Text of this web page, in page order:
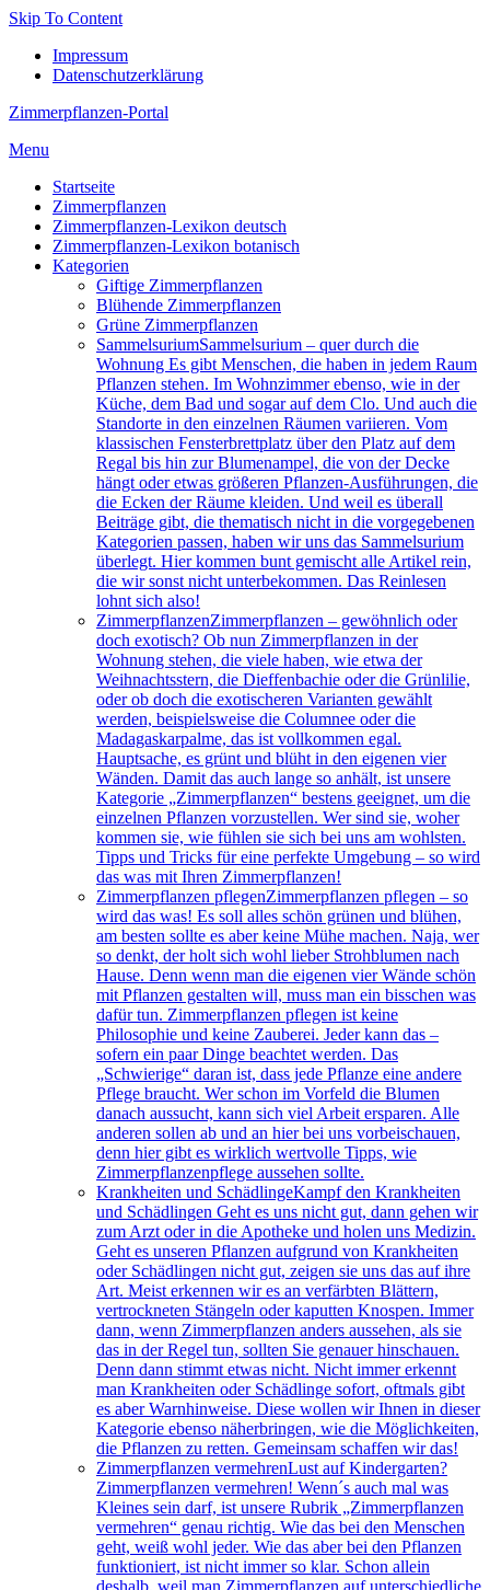
Skip To Content
Impressum
Datenschutzerklärung
Zimmerpflanzen-Portal
Menu
Startseite
Zimmerpflanzen
Zimmerpflanzen-Lexikon deutsch
Zimmerpflanzen-Lexikon botanisch
Kategorien
Giftige Zimmerpflanzen
Blühende Zimmerpflanzen
Grüne Zimmerpflanzen
Sam­mel­su­ri­umSammelsurium – quer durch die
Wohnung Es gibt Menschen, die haben in jedem Raum
Pflanzen stehen. Im Wohnzimmer ebenso, wie in der
Küche, dem Bad und sogar auf dem Clo. Und auch die
Standorte in den einzelnen Räumen variieren. Vom
klassischen Fensterbrettplatz über den Platz auf dem
Regal bis hin zur Blumenampel, die von der Decke
hängt oder etwas größeren Pflanzen-Ausführungen, die
die Ecken der Räume kleiden. Und weil es überall
Beiträge gibt, die thematisch nicht in die vorgegebenen
Kategorien passen, haben wir uns das Sammelsurium
überlegt. Hier kommen bunt gemischt alle Artikel rein,
die wir sonst nicht unterbekommen. Das Reinlesen
lohnt sich also!
ZimmerpflanzenZimmerpflanzen – gewöhnlich oder
doch exotisch? Ob nun Zimmerpflanzen in der
Wohnung stehen, die viele haben, wie etwa der
Weihnachtsstern, die Dieffenbachie oder die Grünlilie,
oder ob doch die exotischeren Varianten gewählt
werden, beispielsweise die Columnee oder die
Madagaskarpalme, das ist vollkommen egal.
Hauptsache, es grünt und blüht in den eigenen vier
Wänden. Damit das auch lange so anhält, ist unsere
Kategorie „Zimmerpflanzen“ bestens geeignet, um die
einzelnen Pflanzen vorzustellen. Wer sind sie, woher
kommen sie, wie fühlen sie sich bei uns am wohlsten.
Tipps und Tricks für eine perfekte Umgebung – so wird
das was mit Ihren Zimmerpflanzen!
Zimmerpflanzen pflegenZimmerpflanzen pflegen – so
wird das was! Es soll alles schön grünen und blühen,
am besten sollte es aber keine Mühe machen. Naja, wer
so denkt, der holt sich wohl lieber Strohblumen nach
Hause. Denn wenn man die eigenen vier Wände schön
mit Pflanzen gestalten will, muss man ein bisschen was
dafür tun. Zimmerpflanzen pflegen ist keine
Philosophie und keine Zauberei. Jeder kann das –
sofern ein paar Dinge beachtet werden. Das
„Schwierige“ daran ist, dass jede Pflanze eine andere
Pflege braucht. Wer schon im Vorfeld die Blumen
danach aussucht, kann sich viel Arbeit ersparen. Alle
anderen sollen ab und an hier bei uns vorbeischauen,
denn hier gibt es wirklich wertvolle Tipps, wie
Zimmerpflanzenpflege aussehen sollte.
Krankheiten und SchädlingeKampf den Krankheiten
und Schädlingen Geht es uns nicht gut, dann gehen wir
zum Arzt oder in die Apotheke und holen uns Medizin.
Geht es unseren Pflanzen aufgrund von Krankheiten
oder Schädlingen nicht gut, zeigen sie uns das auf ihre
Art. Meist erkennen wir es an verfärbten Blättern,
vertrockneten Stängeln oder kaputten Knospen. Immer
dann, wenn Zimmerpflanzen anders aussehen, als sie
das in der Regel tun, sollten Sie genauer hinschauen.
Denn dann stimmt etwas nicht. Nicht immer erkennt
man Krankheiten oder Schädlinge sofort, oftmals gibt
es aber Warnhinweise. Diese wollen wir Ihnen in dieser
Kategorie ebenso näherbringen, wie die Möglichkeiten,
die Pflanzen zu retten. Gemeinsam schaffen wir das!
Zimmerpflanzen vermehrenLust auf Kindergarten?
Zimmerpflanzen vermehren! Wenn´s auch mal was
Kleines sein darf, ist unsere Rubrik „Zimmerpflanzen
vermehren“ genau richtig. Wie das bei den Menschen
geht, weiß wohl jeder. Wie das aber bei den Pflanzen
funktioniert, ist nicht immer so klar. Schon allein
deshalb, weil man Zimmerpflanzen auf unterschiedliche